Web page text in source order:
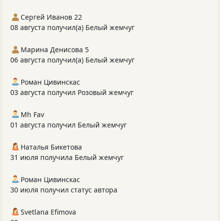
Сергей Иванов 22
08 августа получил(а) Белый жемчуг
Марина Денисова 5
06 августа получил(а) Белый жемчуг
Роман Цивинскас
03 августа получил Розовый жемчуг
Mh Fav
01 августа получил Белый жемчуг
Наталья Бикетова
31 июля получила Белый жемчуг
Роман Цивинскас
30 июля получил статус автора
Svetlana Efimova